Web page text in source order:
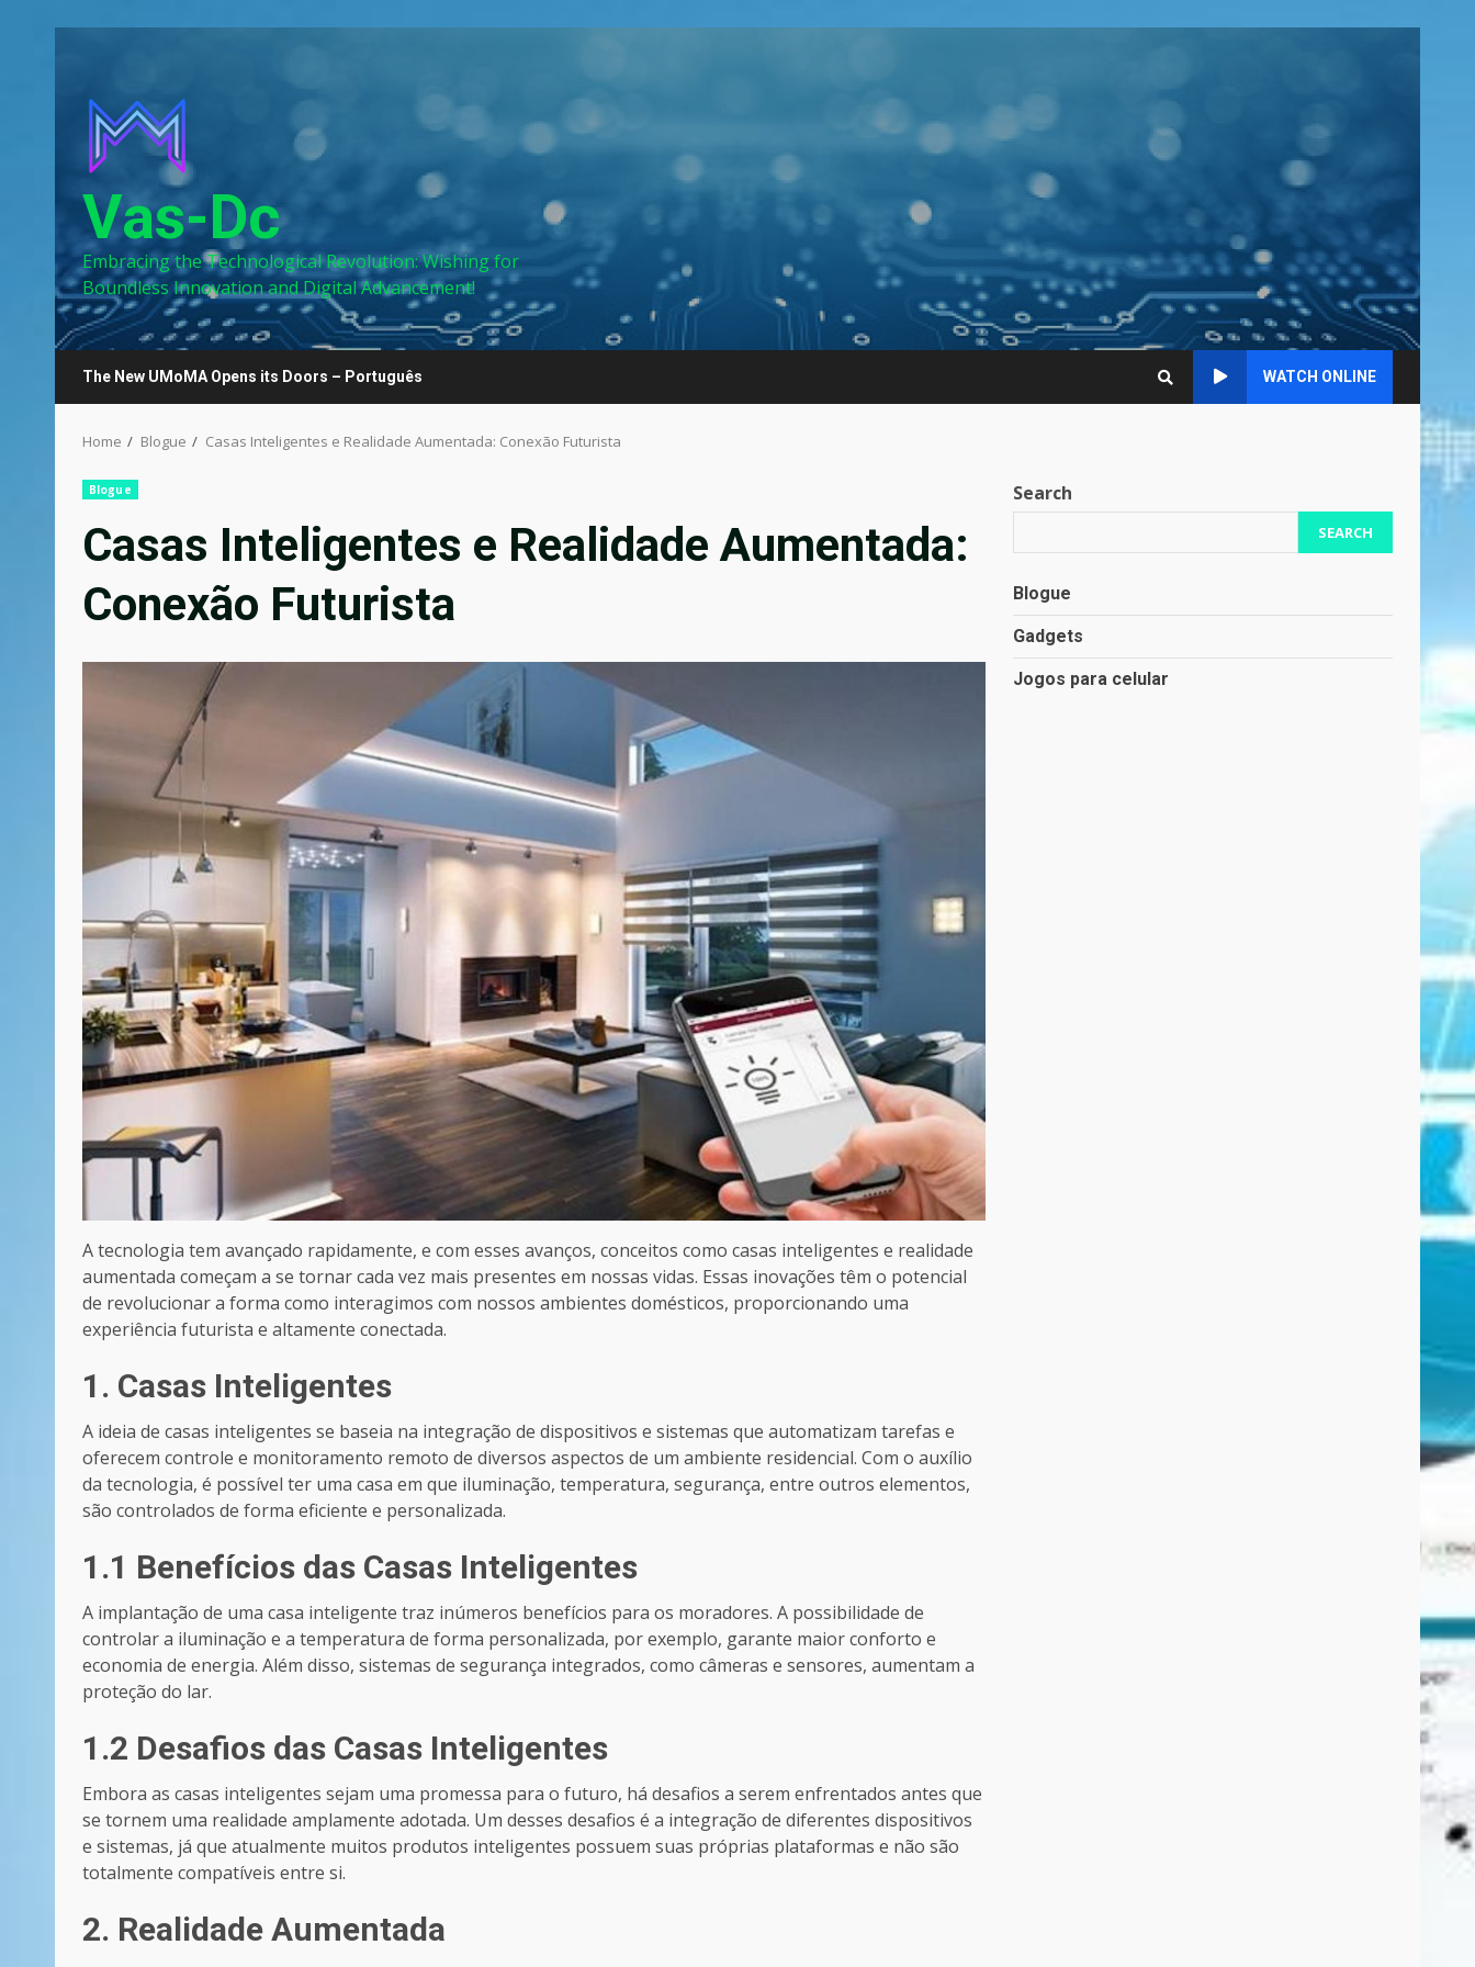
Vas-Dc
Embracing the Technological Revolution: Wishing for
Boundless Innovation and Digital Advancement!
The New UMoMA Opens its Doors – Português WATCH ONLINE
Home Blogue Casas Inteligentes e Realidade Aumentada: Conexão Futurista
Blogue
Casas Inteligentes e Realidade Aumentada:
Conexão Futurista
A tecnologia tem avançado rapidamente, e com esses avanços, conceitos como casas inteligentes e realidade
aumentada começam a se tornar cada vez mais presentes em nossas vidas. Essas inovações têm o potencial
de revolucionar a forma como interagimos com nossos ambientes domésticos, proporcionando uma
experiência futurista e altamente conectada.
1. Casas Inteligentes
A ideia de casas inteligentes se baseia na integração de dispositivos e sistemas que automatizam tarefas e
oferecem controle e monitoramento remoto de diversos aspectos de um ambiente residencial. Com o auxílio
da tecnologia, é possível ter uma casa em que iluminação, temperatura, segurança, entre outros elementos,
são controlados de forma eficiente e personalizada.
1.1 Benefícios das Casas Inteligentes
A implantação de uma casa inteligente traz inúmeros benefícios para os moradores. A possibilidade de
controlar a iluminação e a temperatura de forma personalizada, por exemplo, garante maior conforto e
economia de energia. Além disso, sistemas de segurança integrados, como câmeras e sensores, aumentam a
proteção do lar.
1.2 Desafios das Casas Inteligentes
Embora as casas inteligentes sejam uma promessa para o futuro, há desafios a serem enfrentados antes que
se tornem uma realidade amplamente adotada. Um desses desafios é a integração de diferentes dispositivos
e sistemas, já que atualmente muitos produtos inteligentes possuem suas próprias plataformas e não são
totalmente compatíveis entre si.
2. Realidade Aumentada
Search
SEARCH
Blogue
Gadgets
Jogos para celular